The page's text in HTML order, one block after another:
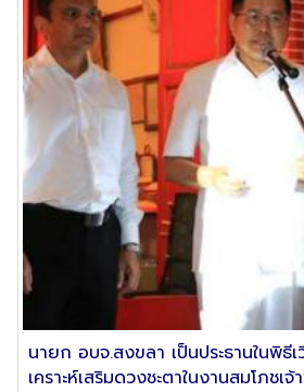
นายก อบจ.สงขลา เป็นประธานในพิธีเ
เคราะห์เสริมดวงชะตาในงานสมโภช